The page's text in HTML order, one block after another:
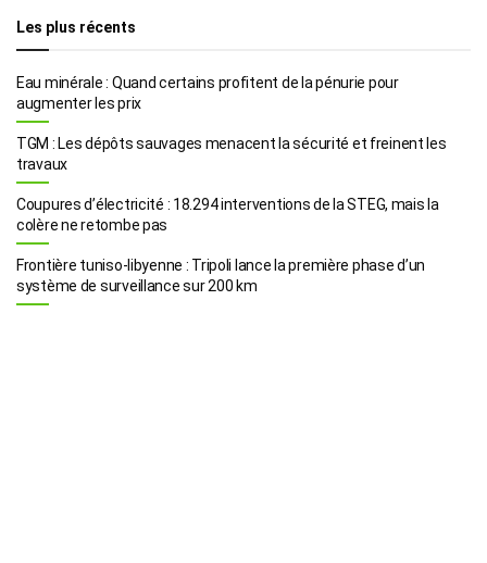
Les plus récents
Eau minérale : Quand certains profitent de la pénurie pour
augmenter les prix
TGM : Les dépôts sauvages menacent la sécurité et freinent les
travaux
Coupures d’électricité : 18.294 interventions de la STEG, mais la
colère ne retombe pas
Frontière tuniso-libyenne : Tripoli lance la première phase d’un
système de surveillance sur 200 km